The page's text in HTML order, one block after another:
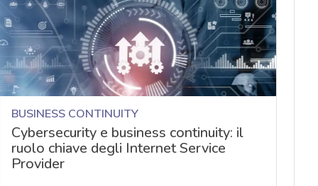
BUSINESS CONTINUITY
Cybersecurity e business continuity: il
ruolo chiave degli Internet Service
Provider